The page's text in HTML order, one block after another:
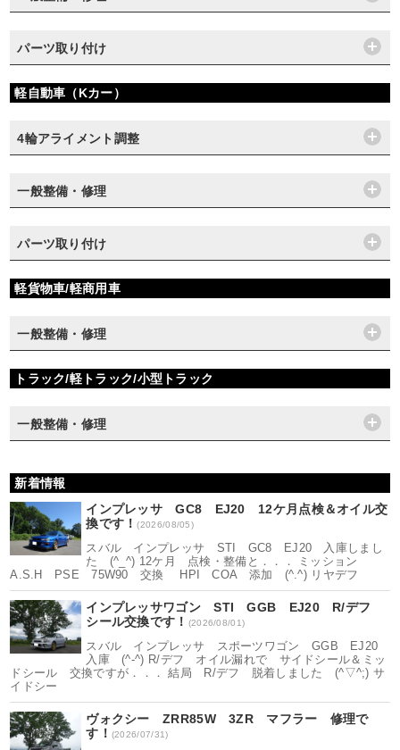
パーツ取り付け
軽自動車（Kカー）
4輪アライメント調整
一般整備・修理
パーツ取り付け
軽貨物車/軽商用車
一般整備・修理
トラック/軽トラック/小型トラック
一般整備・修理
新着情報
インプレッサ GC8 EJ20 12ケ月点検＆オイル交
換です！(2026/08/05)
スバル インプレッサ STI GC8 EJ20 入庫しまし
た (^_^) 12ケ月 点検・整備と．．． ミッション
A.S.H PSE 75W90 交換 HPI COA 添加 (^.^) リヤデフ
インプレッサワゴン STI GGB EJ20 R/デフ
シール交換です！ (2026/08/01)
スバル インプレッサ スポーツワゴン GGB EJ20
入庫 (^-^) R/デフ オイル漏れで サイドシール＆ミッ
ドシール 交換ですが．．． 結局 R/デフ 脱着しました (^▽^;) サ
イドシー
ヴォクシー ZRR85W 3ZR マフラー 修理で
す！ (2026/07/31)